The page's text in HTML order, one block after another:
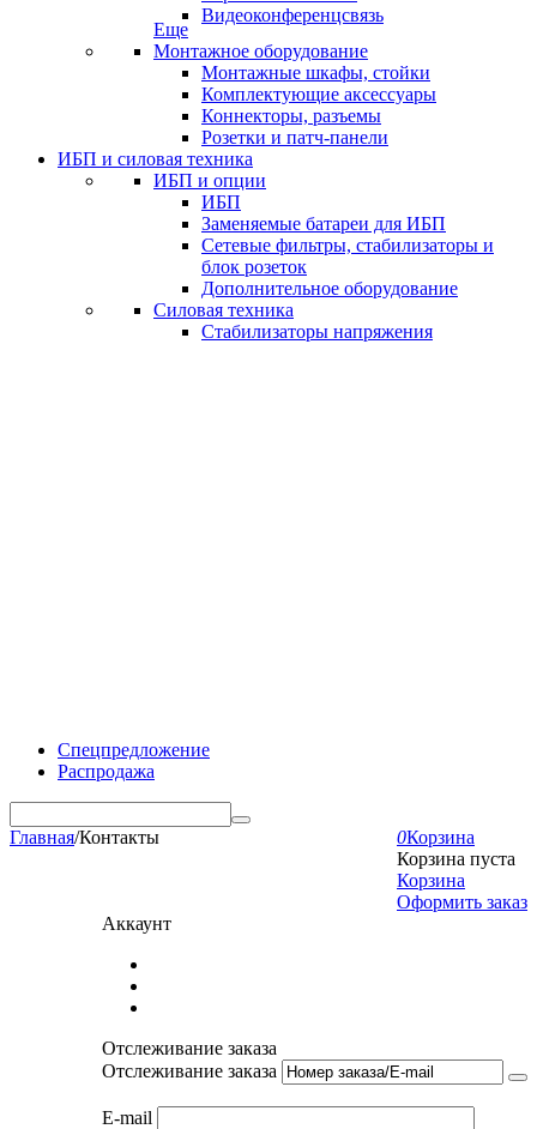
Видеоконференцсвязь
Еще
Монтажное оборудование
Монтажные шкафы, стойки
Комплектующие аксессуары
Коннекторы, разъемы
Розетки и патч-панели
ИБП и силовая техника
ИБП и опции
ИБП
Заменяемые батареи для ИБП
Сетевые фильтры, стабилизаторы и
блок розеток
Дополнительное оборудование
Силовая техника
Стабилизаторы напряжения
Спецпредложение
Распродажа
0Корзина
Корзина пуста
Корзина
Оформить заказ
Аккаунт
Отслеживание заказа
Отслеживание заказа
E-mail
Главная/Контакты